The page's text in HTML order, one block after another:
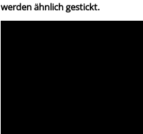
werden ähnlich gestickt.